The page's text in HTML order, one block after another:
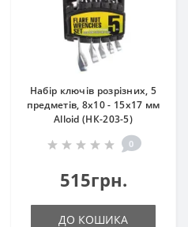
Набір ключів розрізних, 5
предметів, 8х10 - 15х17 мм
Alloid (НК-203-5)
0
515грн.
ДО КОШИКА